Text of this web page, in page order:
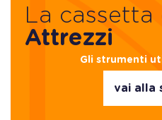
La cassetta
Attrezzi
Gli strumenti
vai alla